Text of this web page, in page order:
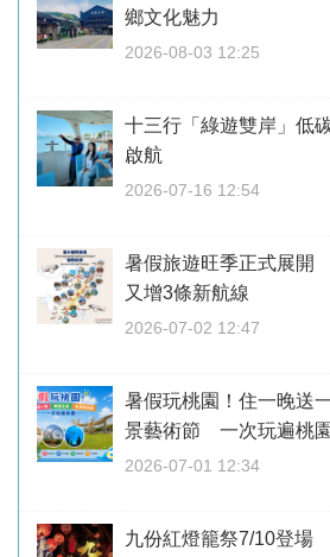
鄉文化魅力
2026-08-03 12:25
十三行「綠遊雙岸」低
啟航
2026-07-16 12:54
暑假旅遊旺季正式展開
又增3條新航線
2026-07-02 12:47
暑假玩桃園！住一晚送
景藝術節 一次玩遍桃園
2026-07-01 12:34
九份紅燈籠祭7/10登場